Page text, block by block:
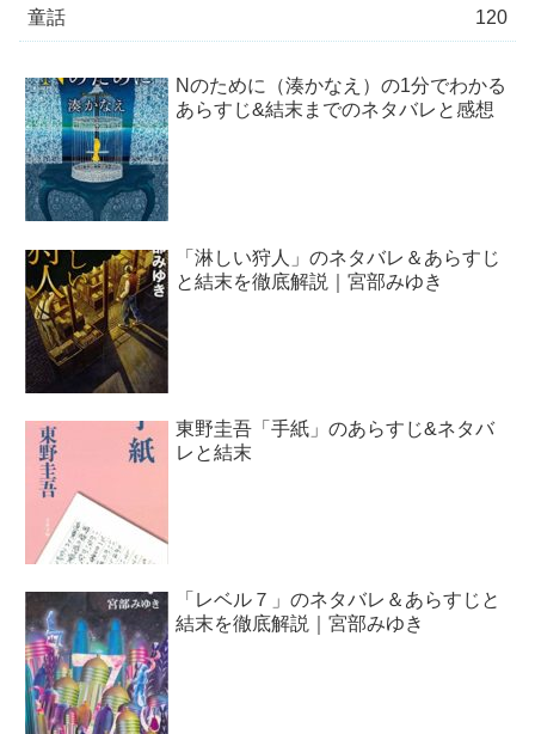
童話 120
Nのために（湊かなえ）の1分でわかる
あらすじ&結末までのネタバレと感想
「淋しい狩人」のネタバレ＆あらすじ
と結末を徹底解説｜宮部みゆき
東野圭吾「手紙」のあらすじ&ネタバ
レと結末
「レベル７」のネタバレ＆あらすじと
結末を徹底解説｜宮部みゆき